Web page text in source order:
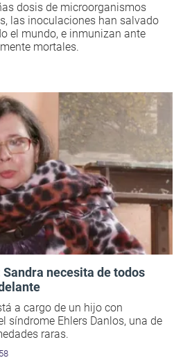
dosis de microorganismos
las inoculaciones han salvado
el mundo, e inmunizan ante
mortales.
necesita de todos
a cargo de un hijo con
síndrome Ehlers Danlos, una de
raras.